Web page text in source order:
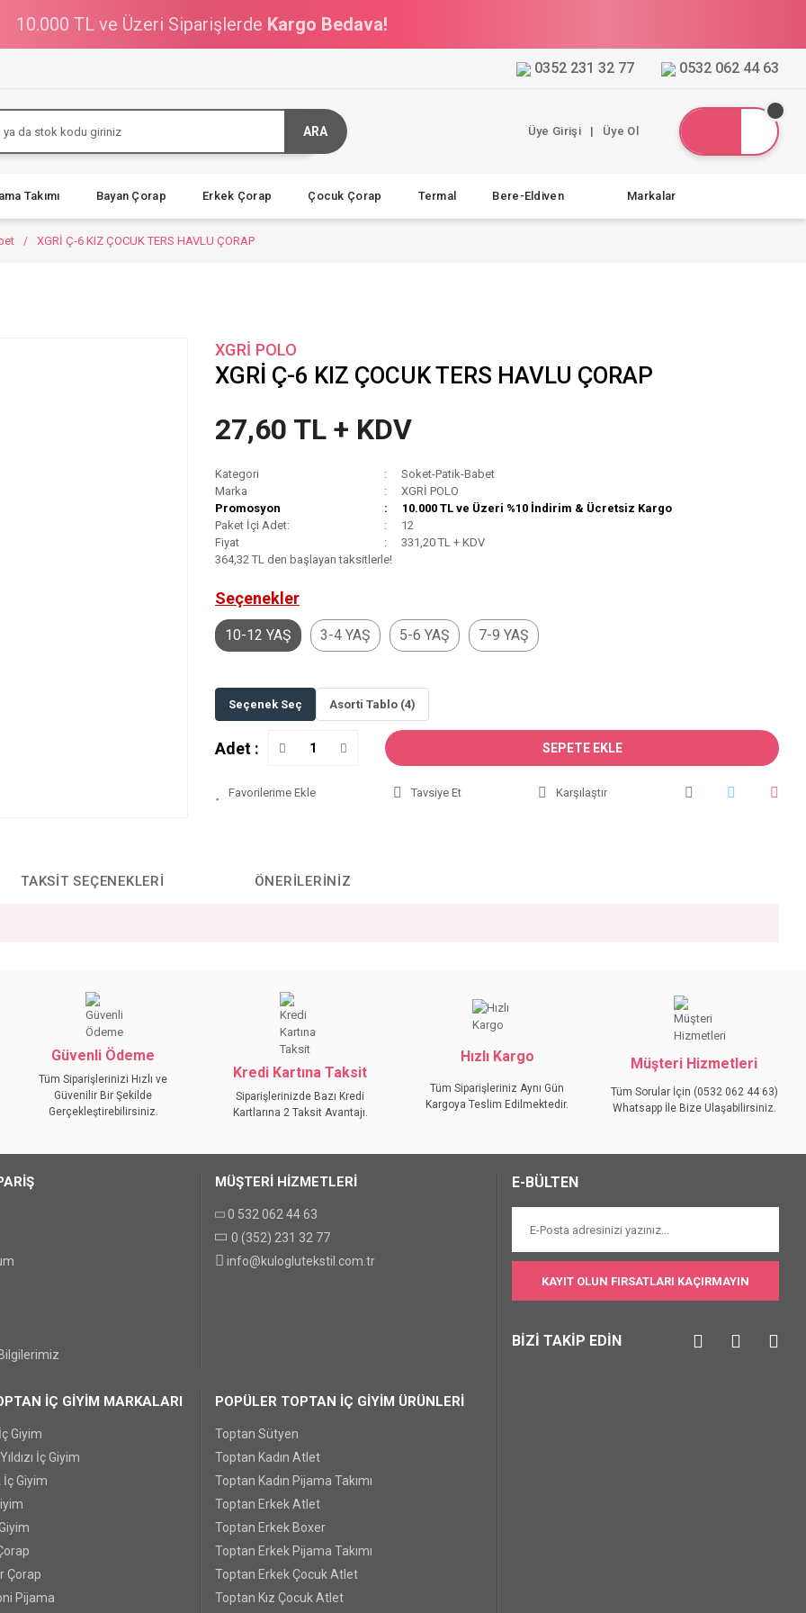
10.000 TL ve Üzeri Siparişlerde Kargo Bedava!
0352 231 32 77 0532 062 44 63
ARA Üye Girişi | Üye Ol
Takımı Bayan Çorap Erkek Çorap Çocuk Çorap Termal Bere-Eldiven Markalar
XGRİ Ç-6 KIZ ÇOCUK TERS HAVLU ÇORAP
XGRİ POLO
XGRİ Ç-6 KIZ ÇOCUK TERS HAVLU ÇORAP
27,60 TL + KDV
Kategori
Soket-Patik-Babet
Marka
XGRİ POLO
Promosyon
10.000 TL ve Üzeri %10 İndirim & Ücretsiz Kargo
Paket İçi Adet:
12
Fiyat
331,20 TL + KDV
364,32 TL den başlayan taksitlerle!
Seçenekler
10-12 YAŞ 3-4 YAŞ 5-6 YAŞ 7-9 YAŞ
Seçenek Seç Asorti Tablo (4)
Adet : SEPETE EKLE
Tavsiye Et Karşılaştır
TAKSIT SEÇENEKLERI ÖNERILERINIZ
GÖNDER
Güvenli Ödeme
Tüm Siparişlerinizi Hızlı ve
Güvenilir Bir Şekilde
Gerçekleştirebilirsiniz.
Kredi Kartına Taksit
Siparişlerinizde Bazı Kredi
Kartlarına 2 Taksit Avantajı.
Hızlı Kargo
Tüm Siparişleriniz Aynı Gün
Kargoya Teslim Edilmektedir.
Müşteri Hizmetleri
Tüm Sorular İçin (0532 062 44 63)
Whatsapp İle Bize Ulaşabilirsiniz.
MÜŞTERİ HİZMETLERİ
0 532 062 44 63
0 (352) 231 32 77
info@kuloglutekstil.com.tr
İÇ GİYİM MARKALARI
Giyim
İç Giyim
Giyim
Çorap
Pijama
POPÜLER TOPTAN İÇ GİYİM ÜRÜNLERİ
Toptan Sütyen
Toptan Kadın Atlet
Toptan Kadın Pijama Takımı
Toptan Erkek Atlet
Toptan Erkek Boxer
Toptan Erkek Pijama Takımı
Toptan Erkek Çocuk Atlet
Toptan Kız Çocuk Atlet
E-BÜLTEN
KAYIT OLUN FIRSATLARI KAÇIRMAYIN
BİZİ TAKİP EDİN